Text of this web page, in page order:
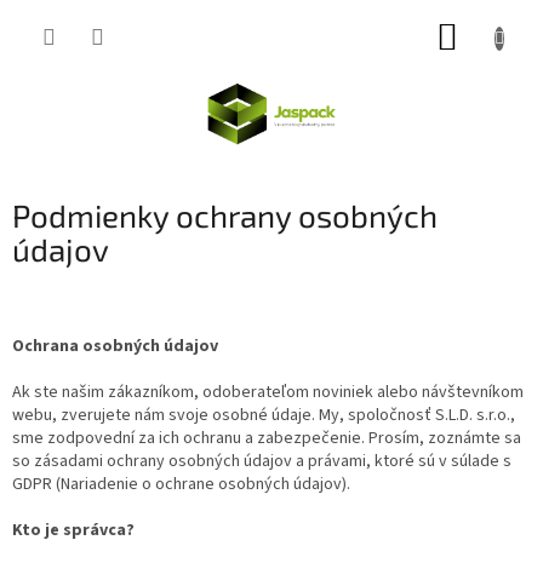
Podmienky ochrany osobných
údajov
Ochrana osobných údajov
Ak ste našim zákazníkom, odoberateľom noviniek alebo návštevníkom
webu, zverujete nám svoje osobné údaje. My, spoločnosť S.L.D. s.r.o.,
sme zodpovední za ich ochranu a zabezpečenie. Prosím, zoznámte sa
so zásadami ochrany osobných údajov a právami, ktoré sú v súlade s
GDPR (Nariadenie o ochrane osobných údajov).
Kto je správca?